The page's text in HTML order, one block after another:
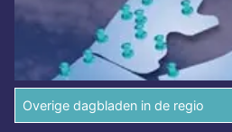
Overige dagbladen in de regio